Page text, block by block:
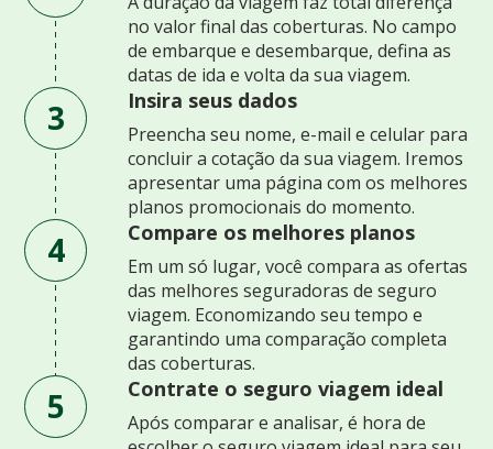
no valor final das coberturas. No campo
de embarque e desembarque, defina as
datas de ida e volta da sua viagem.
3 Insira seus dados
Preencha seu nome, e-mail e celular para
concluir a cotação da sua viagem. Iremos
apresentar uma página com os melhores
planos promocionais do momento.
4 Compare os melhores planos
Em um só lugar, você compara as ofertas
das melhores seguradoras de seguro
viagem. Economizando seu tempo e
garantindo uma comparação completa
das coberturas.
5 Contrate o seguro viagem ideal
Após comparar e analisar, é hora de